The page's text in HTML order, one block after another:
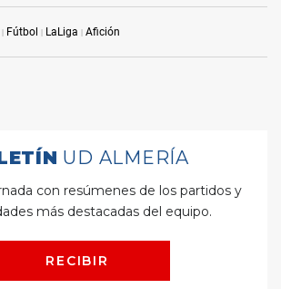
Fútbol LaLiga Afición